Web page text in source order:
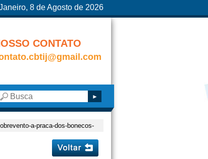
8 de Agosto de 2026
CONTATO
a-praca-dos-bonecos-